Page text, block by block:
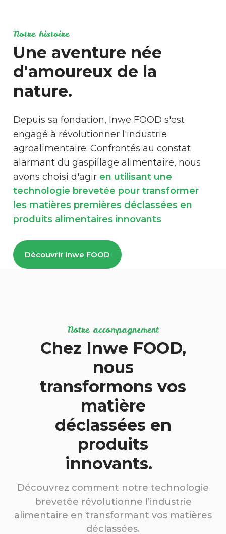
Notre histoire
Une aventure née
d'amoureux de la
nature.
Depuis sa fondation, Inwe FOOD s'est
engagé à révolutionner l'industrie
agroalimentaire. Confrontés au constat
alarmant du gaspillage alimentaire, nous
avons choisi d'agir en utilisant une
technologie brevetée pour transformer
les matières premières déclassées en
produits alimentaires innovants
Découvrir Inwe FOOD
Notre accompagnement
Chez Inwe FOOD,
nous
transformons vos
matière
déclassées en
produits
innovants.
Découvrez comment notre technologie
brevetée révolutionne l’industrie
alimentaire en transformant vos matières
déclassées.